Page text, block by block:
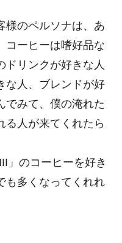
様のペルソナは、あ
コーヒーは嗜好品な
ドリンクが好きな人
な人、ブレンドが好
でみて、僕の淹れた
る人が来てくれたら
」のコーヒーを好き
も多くなってくれれ